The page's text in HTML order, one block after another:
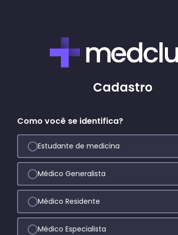
Cadastro
Como você se identifica?
Estudante de medicina
Médico Generalista
Médico Residente
Médico Especialista